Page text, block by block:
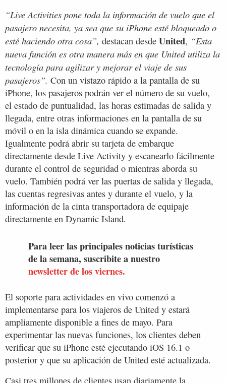
“Live Activities pone toda la información de vuelo que el
pasajero necesita, ya sea que su iPhone esté bloqueado o
esté haciendo otra cosa”, destacan desde United, “Esta
nueva función es otra manera más en que United utiliza la
tecnología para agilizar y mejorar el viaje de sus
pasajeros”. Con un vistazo rápido a la pantalla de su
iPhone, los pasajeros podrán ver el número de su vuelo,
el estado de puntualidad, las horas estimadas de salida y
llegada, entre otras informaciones en la pantalla de su
móvil o en la isla dinámica cuando se expande.
Igualmente podrá abrir su tarjeta de embarque
directamente desde Live Activity y escanearlo fácilmente
durante el control de seguridad o mientras aborda su
vuelo. También podrá ver las puertas de salida y llegada,
las cuentas regresivas antes y durante el vuelo, y la
información de la cinta transportadora de equipaje
directamente en Dynamic Island.
Para leer las principales noticias turísticas
de la semana, suscribite a nuestro
newsletter de los viernes.
El soporte para actividades en vivo comenzó a
implementarse para los viajeros de United y estará
ampliamente disponible a fines de mayo. Para
experimentar las nuevas funciones, los clientes deben
verificar que su iPhone esté ejecutando iOS 16.1 o
posterior y que su aplicación de United esté actualizada.
Casi tres millones de clientes usan diariamente la